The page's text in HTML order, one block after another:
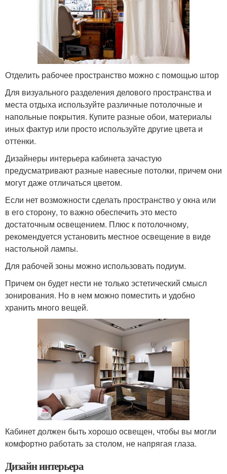
Отделить рабочее пространство можно с помощью штор
Для визуального разделения делового пространства и
места отдыха используйте различные потолочные и
напольные покрытия. Купите разные обои, материалы
иных фактур или просто используйте другие цвета и
оттенки.
Дизайнеры интерьера кабинета зачастую
предусматривают разные навесные потолки, причем они
могут даже отличаться цветом.
Если нет возможности сделать пространство у окна или
в его сторону, то важно обеспечить это место
достаточным освещением. Плюс к потолочному,
рекомендуется установить местное освещение в виде
настольной лампы.
Для рабочей зоны можно использовать подиум.
Причем он будет нести не только эстетический смысл
зонирования. Но в нем можно поместить и удобно
хранить много вещей.
Кабинет должен быть хорошо освещен, чтобы вы могли
комфортно работать за столом, не напрягая глаза.
Дизайн интерьера